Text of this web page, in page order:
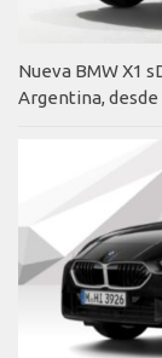
Nueva BMW X1
Argentina, desde